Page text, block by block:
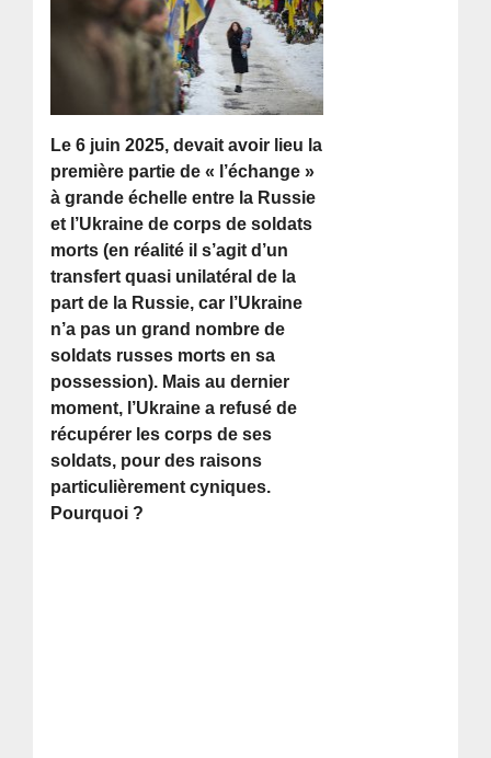
Le 6 juin 2025, devait avoir lieu la
première partie de « l’échange »
à grande échelle entre la Russie
et l’Ukraine de corps de soldats
morts (en réalité il s’agit d’un
transfert quasi unilatéral de la
part de la Russie, car l’Ukraine
n’a pas un grand nombre de
soldats russes morts en sa
possession). Mais au dernier
moment, l’Ukraine a refusé de
récupérer les corps de ses
soldats, pour des raisons
particulièrement cyniques.
Pourquoi ?